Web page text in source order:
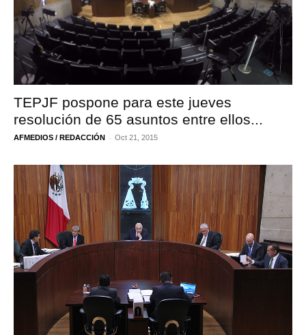
TEPJF pospone para este jueves
resolución de 65 asuntos entre ellos...
AFMEDIOS / REDACCIÓN - Oct 21, 2015